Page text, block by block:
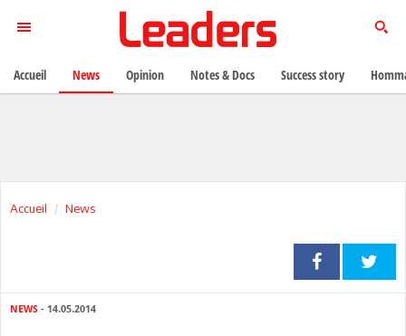
Accueil News
NEWS - 14.05.2014
Accueil News Opinion Notes & Docs Success story